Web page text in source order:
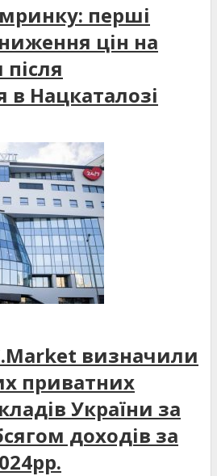
перші
цін на
після
в Нацкаталозі
визначили
приватних
України за
доходів за